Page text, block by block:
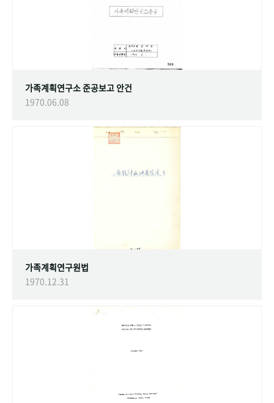
가족계획연구소 준공보고 안건
1970.06.08
가족계획연구원법
1970.12.31